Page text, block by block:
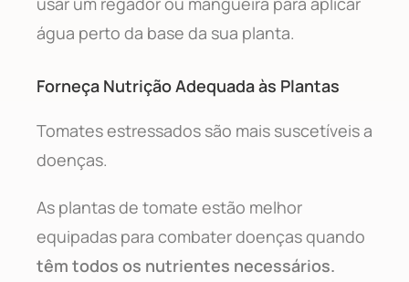
água perto da base da sua planta.
Forneça Nutrição Adequada às Plantas
Tomates estressados são mais suscetíveis a
doenças.
As plantas de tomate estão melhor
equipadas para combater doenças quando
têm todos os nutrientes necessários.